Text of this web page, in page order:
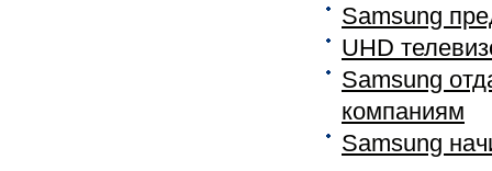
Samsung
UHD
Samsung
компаниям
Samsung